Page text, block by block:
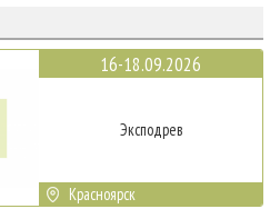
16-18.09.2026
Эксподрев
Красноярск